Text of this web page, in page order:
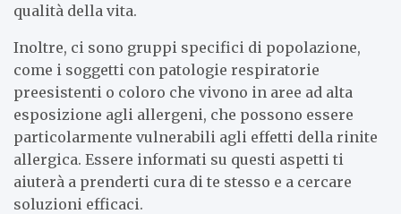
qualità della vita.
Inoltre, ci sono gruppi specifici di popolazione,
come i soggetti con patologie respiratorie
preesistenti o coloro che vivono in aree ad alta
esposizione agli allergeni, che possono essere
particolarmente vulnerabili agli effetti della rinite
allergica. Essere informati su questi aspetti ti
aiuterà a prenderti cura di te stesso e a cercare
soluzioni efficaci.